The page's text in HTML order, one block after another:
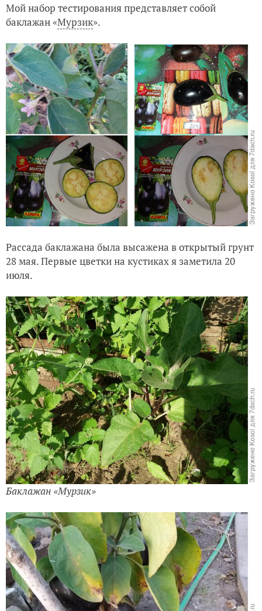
Мой набор тестирования представляет собой
баклажан «Мурзик».
Рассада баклажана была высажена в открытый грунт
28 мая. Первые цветки на кустиках я заметила 20
июля.
Баклажан «Мурзик»